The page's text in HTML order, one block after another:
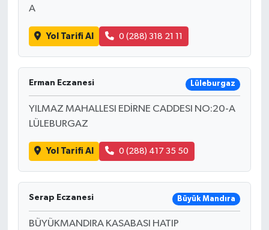
A
Yol Tarifi Al 0 (288) 318 21 11
Erman Eczanesi Lüleburgaz
YILMAZ MAHALLESI EDİRNE CADDESI NO:20-A
LÜLEBURGAZ
Yol Tarifi Al 0 (288) 417 35 50
Serap Eczanesi Büyük Mandıra
BÜYÜKMANDIRA KASABASI HATIP